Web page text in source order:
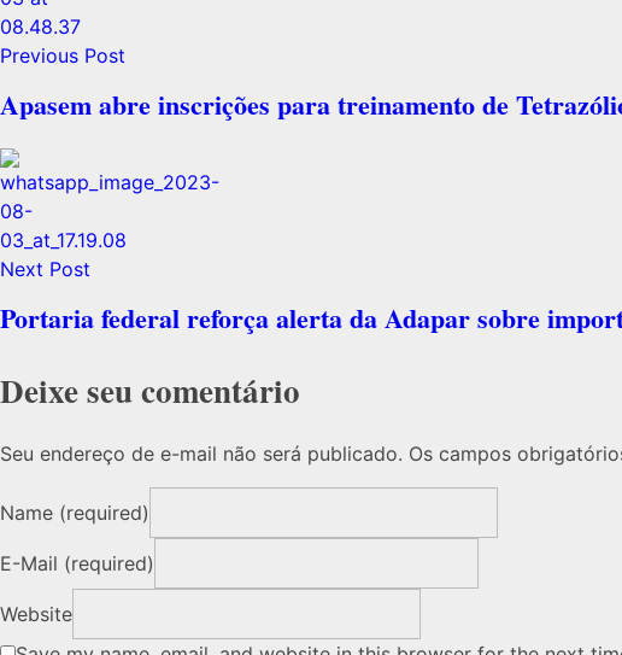
Previous Post
Apasem abre inscrições para treinamento de
Next Post
Portaria federal reforça alerta da Adapar sobre
Deixe seu comentário
Seu endereço de e-mail não será publicado. Os campos
Name (required)
E-Mail (required)
Website